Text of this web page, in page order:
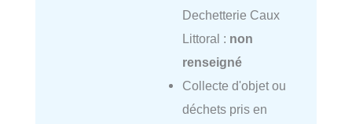
Dechetterie Caux
Littoral : non
renseigné
Collecte d'objet ou
déchets pris en